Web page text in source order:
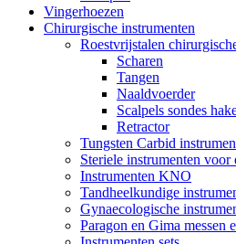
Vingerhoezen
Chirurgische instrumenten
Roestvrijstalen
Scharen
Tangen
Naaldvoerder
Scalpels sondes
Retractor
Tungsten Carbid
Steriele instrumenten
Instrumenten KNO
Tandheelkundige
Gynaecologische
Paragon en Gima messen